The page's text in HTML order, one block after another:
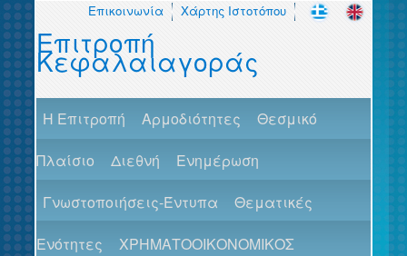
Επικοινωνία Χάρτης Ιστοτόπου
Επιτροπή
Κεφαλαιαγοράς
H Επιτροπή Αρμοδιότητες
Θεσμικό
Πλαίσιο
Διεθνή
Ενημέρωση
Γνωστοποιήσεις-Έντυπα
Θεματικές
Ενότητες
ΧΡΗΜΑΤΟΟΙΚΟΝΟΜΙΚΟΣ